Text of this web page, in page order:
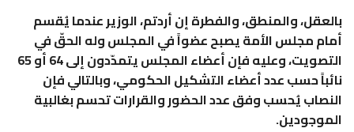
بالعقل، والمنطق، والفطرة إن أردتم، الوزير عندما يُقسم
أمام مجلس الأمة يصبح عضواً في المجلس وله الحقّ في
التصويت، وعليه فإن أعضاء المجلس يتمدّدون إلى 64 أو 65
نائباً حسب عدد أعضاء التشكيل الحكومي، وبالتالي فإن
النصاب يُحسب وفق عدد الحضور والقرارات تحسم بغالبية
الموجودين.